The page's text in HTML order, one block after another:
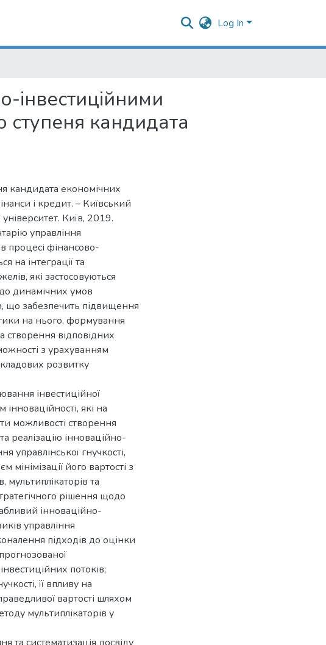
Log In
інвестиційними
ступеня кандидата
кандидата економічних
і кредит. – Київський
Київ, 2019.
управління
процесі фінансово-
на інтеграції та
які застосовуються
динамічних умов
що забезпечить підвищення
на нього, формування
створення відповідних
з урахуванням
розвитку
інвестиційної
які на
можливості створення
реалізацію інноваційно-
управлінської гнучкості,
мінімізації його вартості з
мультиплікаторів та
рішення щодо
інноваційно-
управління
підходів до оцінки
потоків;
її впливу на
вартості шляхом
мультиплікаторів у